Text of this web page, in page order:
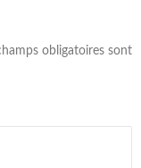
obligatoires sont